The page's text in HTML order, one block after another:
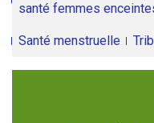
santé femmes
Santé menstruelle